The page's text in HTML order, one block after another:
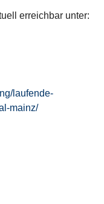
erreichbar unter:
laufende-
mainz/